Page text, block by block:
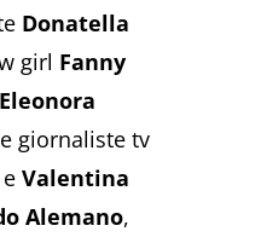
Donatella
girl Fanny
Eleonora
giornaliste tv
eValentina
Alemano,